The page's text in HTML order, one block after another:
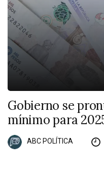
Gobierno se
mínimo para
ABC POLÍTICA